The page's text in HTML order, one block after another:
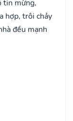
tin mừng,
hợp, trôi chảy
đều mạnh